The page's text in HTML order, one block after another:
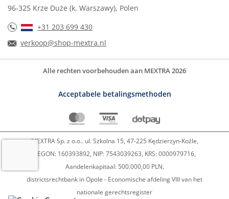
96-325 Krze Duże (k. Warszawy), Polen
+31 203 699 430
verkoop@shop-mextra.nl
Alle rechten voorbehouden aan MEXTRA 2026
Acceptabele betalingsmethoden
MEXTRA Sp. z o.o.. ul. Szkolna 15, 47-225 Kędzierzyn-Koźle,
REGON: 160393892, NIP: 7543039263, KRS: 0000979716,
Aandelenkapitaal: 500.000,00 PLN,
districtsrechtbank in Opole - Economische afdeling VIII van het
nationale gerechtsregister